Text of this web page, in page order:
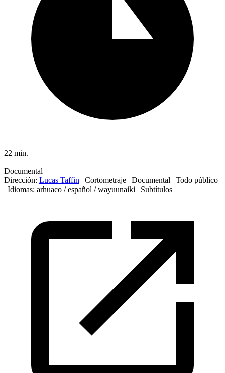
22 min.
|
Documental
Dirección: Lucas Taffin | Cortometraje | Documental | Todo público
| Idiomas: arhuaco / español / wayuunaiki | Subtítulos